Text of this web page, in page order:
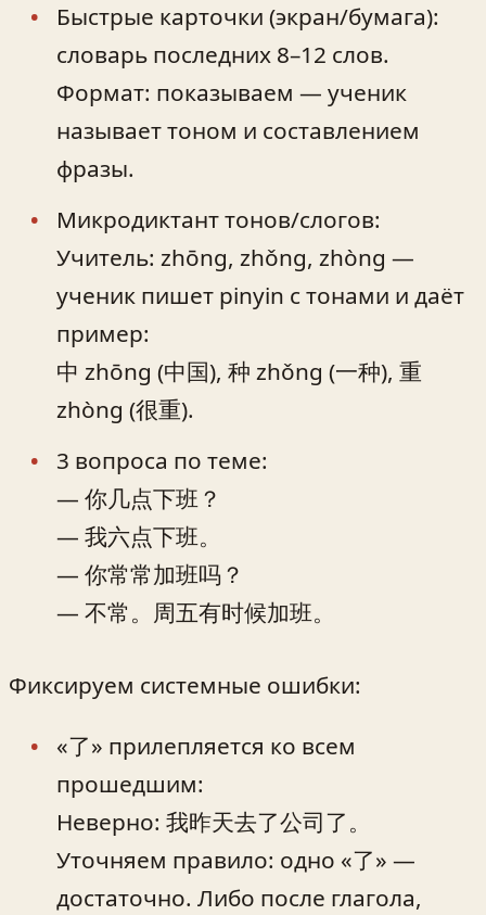
Быстрые карточки (экран/бумага):
словарь последних 8–12 слов.
Формат: показываем — ученик
называет тоном и составлением
фразы.
Микродиктант тонов/слогов:
Учитель: zhōng, zhǒng, zhòng —
ученик пишет pinyin с тонами и даёт
пример:
中 zhōng (中国), 种 zhǒng (一种), 重
zhòng (很重).
3 вопроса по теме:
— 你几点下班？
— 我六点下班。
— 你常常加班吗？
— 不常。周五有时候加班。
Фиксируем системные ошибки:
«了» прилепляется ко всем
прошедшим:
Неверно: 我昨天去了公司了。
Уточняем правило: одно «了» —
достаточно. Либо после глагола,